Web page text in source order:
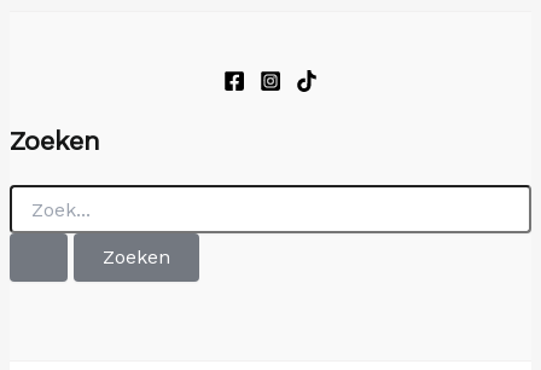
Zoeken
Zoek
naar: